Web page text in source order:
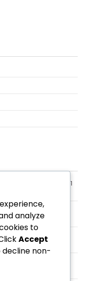
man spiller 4-3-2-1
Målscoring,
Udløsning af pres,
analyze
to
Accept
decline non-